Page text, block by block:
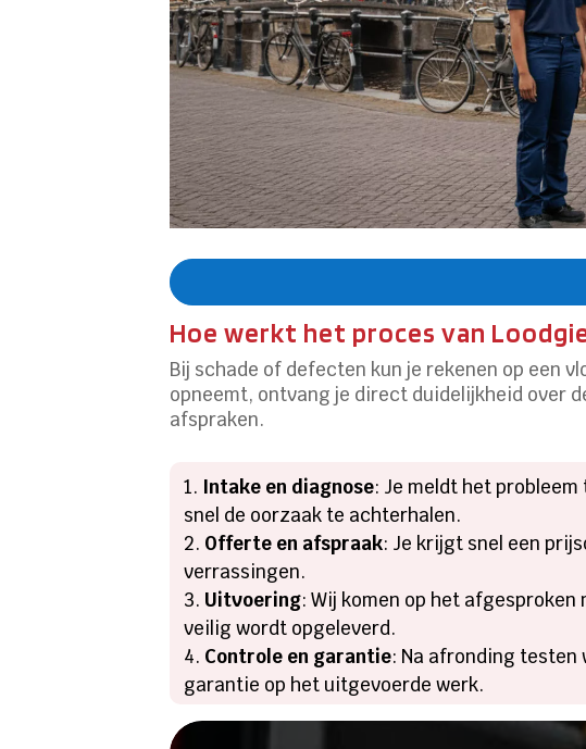
Hoe werkt het proces van
Bij schade of defecten kun je rekenen op een
opneemt, ontvang je direct duidelijkheid over
afspraken.
Intake en diagnose: Je meldt het
snel de oorzaak te achterhalen.
Offerte en afspraak: Je krijgt snel een
verrassingen.
Uitvoering: Wij komen op het
veilig wordt opgeleverd.
Controle en garantie: Na afronding testen
garantie op het uitgevoerde werk.